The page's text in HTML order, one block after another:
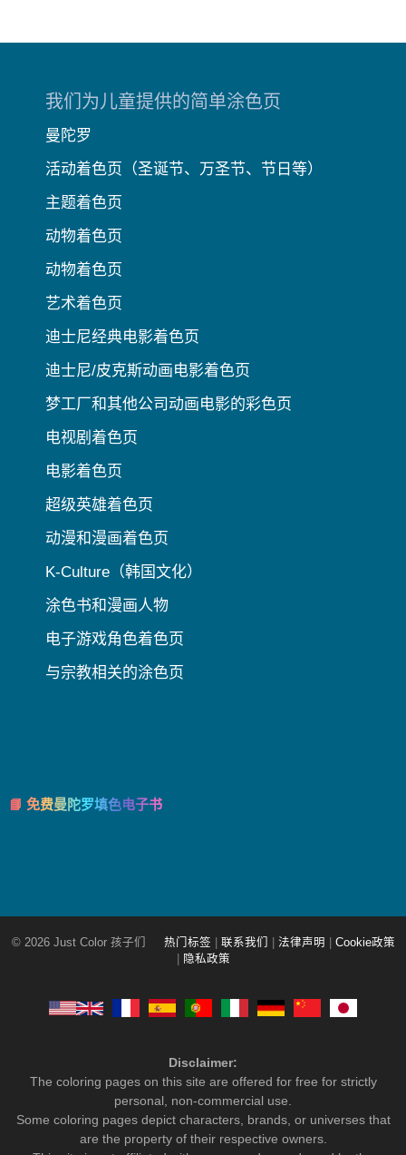
我们为儿童提供的简单涂色页
曼陀罗
活动着色页（圣诞节、万圣节、节日等）
主题着色页
动物着色页
动物着色页
艺术着色页
迪士尼经典电影着色页
迪士尼/皮克斯动画电影着色页
梦工厂和其他公司动画电影的彩色页
电视剧着色页
电影着色页
超级英雄着色页
动漫和漫画着色页
K-Culture（韩国文化）
涂色书和漫画人物
电子游戏角色着色页
与宗教相关的涂色页
📘 免费曼陀罗填色电子书
© 2026 Just Color 孩子们 热门标签 联系我们 法律声明
Cookie政策
隐私政策
Disclaimer:
The coloring pages on this site are offered for free for strictly
personal, non-commercial use.
Some coloring pages depict characters, brands, or universes that
are the property of their respective owners.